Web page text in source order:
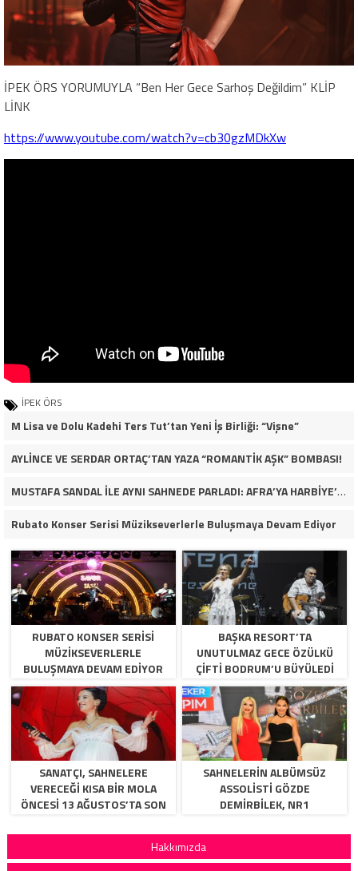
İPEK ÖRS YORUMUYLA “Ben Her Gece Sarhoş Değildim” KLİP
LİNK
https://www.youtube.com/watch?v=cb30gzMDkXw
İPEK ÖRS
M Lisa ve Dolu Kadehi Ters Tut’tan Yeni İş Birliği: “Vişne”
AYLİNCE VE SERDAR ORTAÇ’TAN YAZA “ROMANTİK AŞK” BOMBASI!
MUSTAFA SANDAL İLE AYNI SAHNEDE PARLADI: AFRA’YA HARBİYE’DE BÜYÜK ALKIŞ
Rubato Konser Serisi Müzikseverlerle Buluşmaya Devam Ediyor
RUBATO KONSER SERISI
MÜZIKSEVERLERLE
BULUŞMAYA DEVAM EDIYOR
BAŞKA RESORT’TA
UNUTULMAZ GECE ÖZÜLKÜ
ÇIFTI BODRUM’U BÜYÜLEDI
SANATÇI, SAHNELERE
VERECEĞİ KISA BİR MOLA
ÖNCESİ 13 AĞUSTOS’TA SON
SAHNELERİN ALBÜMSÜZ
ASSOLİSTİ GÖZDE
DEMİRBİLEK, NR1
OLARAK VAR OLACAĞIM!”
Hakkımızda